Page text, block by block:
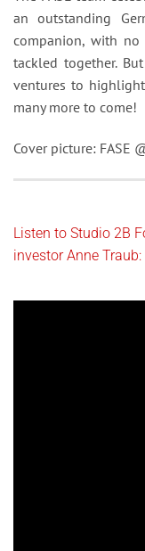
an outstanding
companion, with
tackled together.
ventures to
many more to come!
Cover picture: FASE
Listen to Studio 2B
investor Anne Traub: